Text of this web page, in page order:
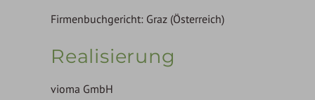
Firmenbuchgericht: Graz (Österreich)
Realisierung
vioma GmbH